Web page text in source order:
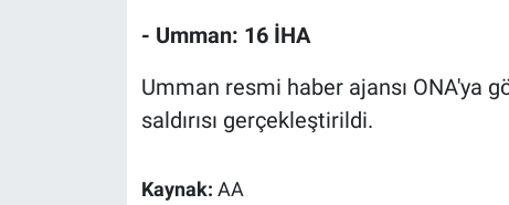
- Umman: 16 İHA
Umman resmi haber ajansı ONA'ya
saldırısı gerçekleştirildi.
Kaynak: AA